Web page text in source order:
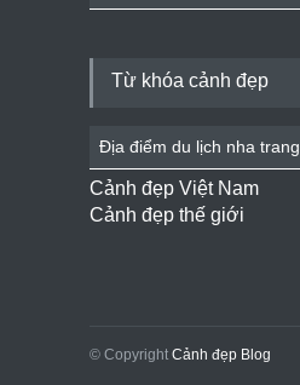
Từ khóa cảnh đẹp
Địa điểm du lịch nha trang
Cảnh đẹp Việt Nam
Cảnh đẹp thế giới
© Copyright Cảnh đẹp Blog